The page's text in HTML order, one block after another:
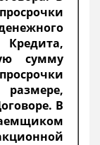
Кредита,
сумму
В